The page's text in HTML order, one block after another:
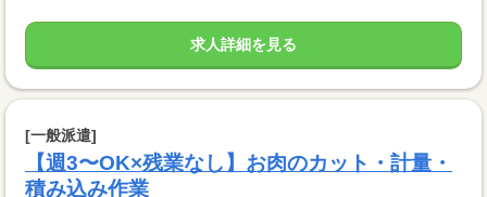
求人詳細を見る
[一般派遣]
【週3〜OK×残業なし】お肉のカット・計量・
積み込み作業